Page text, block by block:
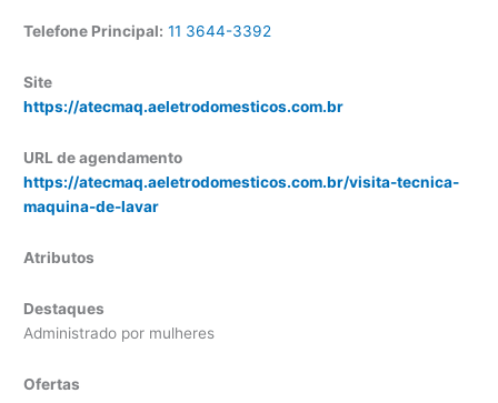
Telefone Principal: 11 3644-3392
Site
https://atecmaq.aeletrodomesticos.com.br
URL de agendamento
https://atecmaq.aeletrodomesticos.com.br/visita-tecnica-
maquina-de-lavar
Atributos
Destaques
Administrado por mulheres
Ofertas